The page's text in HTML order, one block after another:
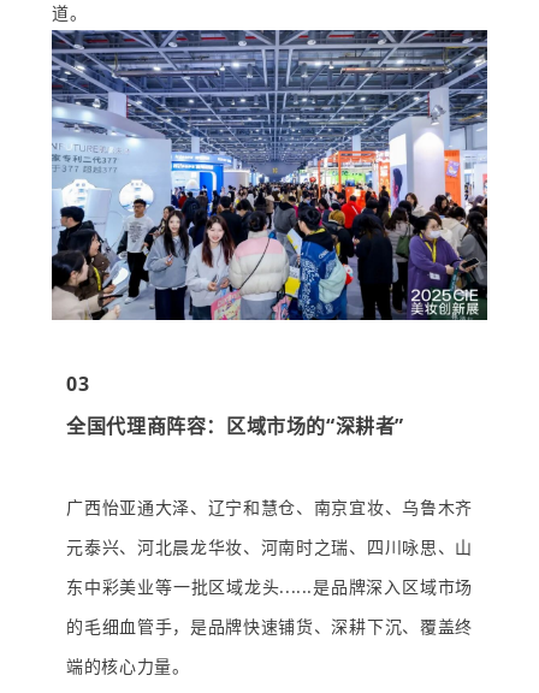
道。
03
全国代理商阵容：区域市场的“深耕者”
广西怡亚通大泽、辽宁和慧仓、南京宜妆、乌鲁木齐
元泰兴、河北晨龙华妆、河南时之瑞、四川咏思、山
东中彩美业等一批区域龙头......是品牌深入区域市场
的毛细血管手，是品牌快速铺货、深耕下沉、覆盖终
端的核心力量。